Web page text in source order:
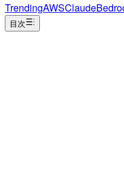
TrendingAWSClaude
目次